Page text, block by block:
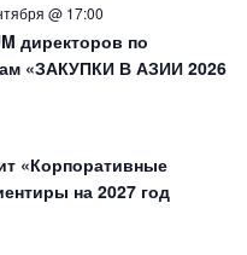
@ 17:00
директоров по
«ЗАКУПКИ В АЗИИ 2026
«Корпоративные
на 2027 год